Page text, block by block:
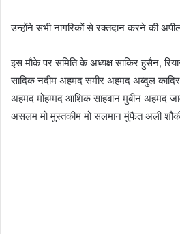
उन्होंने सभी नागरिकों से रक्तदान करने की
इस मौके पर समिति के अध्यक्ष साकिर हुसैन,
सादिक नदीम अहमद समीर अहमद अब्दुल
अहमद मोहम्मद आशिक साहबान मुबीन अहमद
असलम मो मुस्तकीम मो सलमान मुंफैत अली